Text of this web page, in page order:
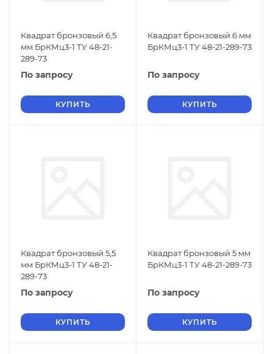
Квадрат бронзовый 6,5
мм БрКМц3-1 ТУ 48-21-
289-73
По запросу
КУПИТЬ
Квадрат бронзовый 6 мм
БрКМц3-1 ТУ 48-21-289-73
По запросу
КУПИТЬ
Квадрат бронзовый 5,5
мм БрКМц3-1 ТУ 48-21-
289-73
По запросу
КУПИТЬ
Квадрат бронзовый 5 мм
БрКМц3-1 ТУ 48-21-289-73
По запросу
КУПИТЬ